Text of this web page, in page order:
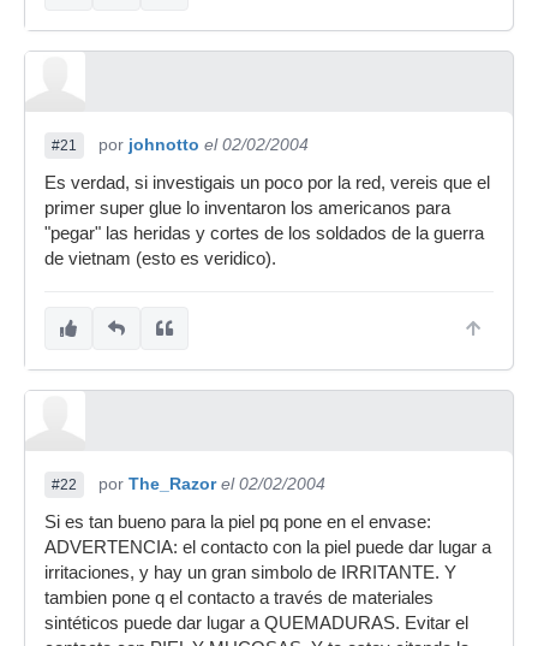
#21 por johnotto el 02/02/2004
Es verdad, si investigais un poco por la red, vereis que el
primer super glue lo inventaron los americanos para
"pegar" las heridas y cortes de los soldados de la guerra
de vietnam (esto es veridico).
#22 por The_Razor el 02/02/2004
Si es tan bueno para la piel pq pone en el envase:
ADVERTENCIA: el contacto con la piel puede dar lugar a
irritaciones, y hay un gran simbolo de IRRITANTE. Y
tambien pone q el contacto a través de materiales
sintéticos puede dar lugar a QUEMADURAS. Evitar el